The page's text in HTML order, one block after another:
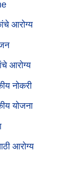
आरोग्य
आरोग्य
नोकरी
योजना
आरोग्य